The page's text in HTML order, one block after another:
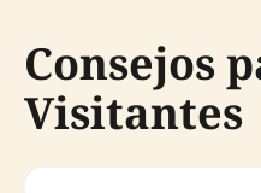
Consejos
Visitantes